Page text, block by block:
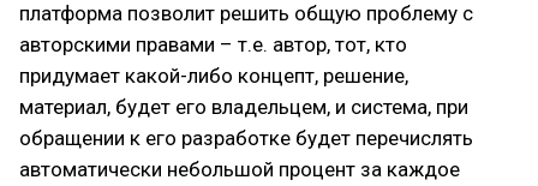
платформа позволит решить общую проблему с
авторскими правами – т.е. автор, тот, кто
придумает какой-либо концепт, решение,
материал, будет его владельцем, и система, при
обращении к его разработке будет перечислять
автоматически небольшой процент за каждое